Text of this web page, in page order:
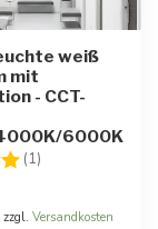
weiß
mit
- CCT-
6000K
(1)
Versandkosten